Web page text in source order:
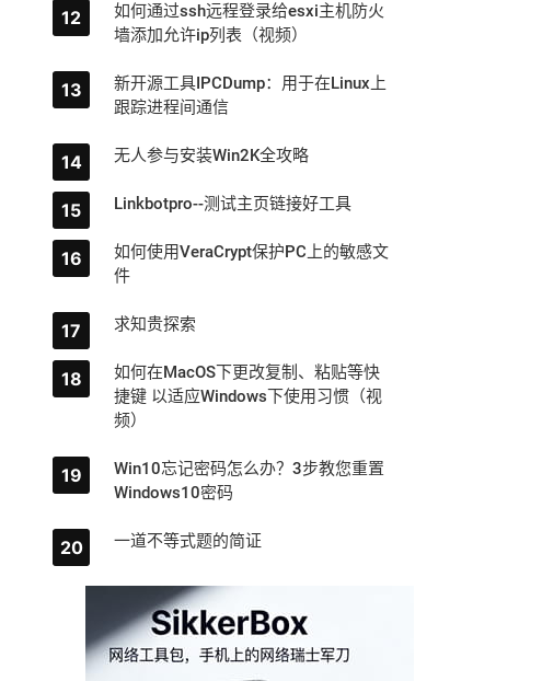
如何通过ssh远程登录给esxi主机防火
墙添加允许ip列表（视频）
新开源工具IPCDump：用于在Linux上
跟踪进程间通信
无人参与安装Win2K全攻略
Linkbotpro--测试主页链接好工具
如何使用VeraCrypt保护PC上的敏感文
件
求知贵探索
如何在MacOS下更改复制、粘贴等快
捷键 以适应Windows下使用习惯（视
频）
Win10忘记密码怎么办？3步教您重置
Windows10密码
一道不等式题的简证